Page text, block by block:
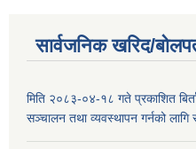
सार्वजनिक खरिद/
मिति २०८३-०४-१८ गते प्रकाशित
सञ्चालन तथा व्यवस्थापन गर्नको